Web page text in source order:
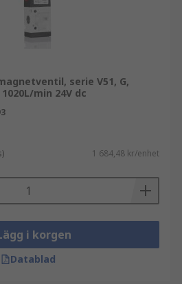
serie V51, G,
min 24V dc
1 684,48 kr/enhet
i korgen
Datablad